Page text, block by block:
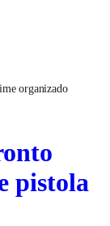
organizado
pistola